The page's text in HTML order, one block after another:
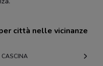
città nelle vicinanze
CASCINA